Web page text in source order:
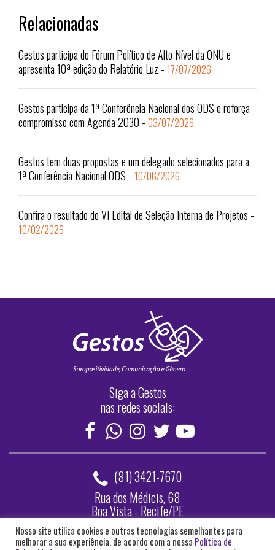
Relacionadas
Gestos participa do Fórum Político de Alto Nível da ONU e
apresenta 10ª edição do Relatório Luz - 17/07/2026
Gestos participa da 1ª Conferência Nacional dos ODS e reforça
compromisso com Agenda 2030 - 03/07/2026
Gestos tem duas propostas e um delegado selecionados para a
1ª Conferência Nacional ODS - 10/06/2026
Confira o resultado do VI Edital de Seleção Interna de Projetos -
10/02/2026
Siga a Gestos
nas redes sociais:
(81) 3421-7670
Rua dos Médicis, 68
Boa Vista - Recife/PE
Webmail
Nosso site utiliza cookies e outras tecnologias semelhantes para
melhorar a sua experiência, de acordo com a nossa Política de